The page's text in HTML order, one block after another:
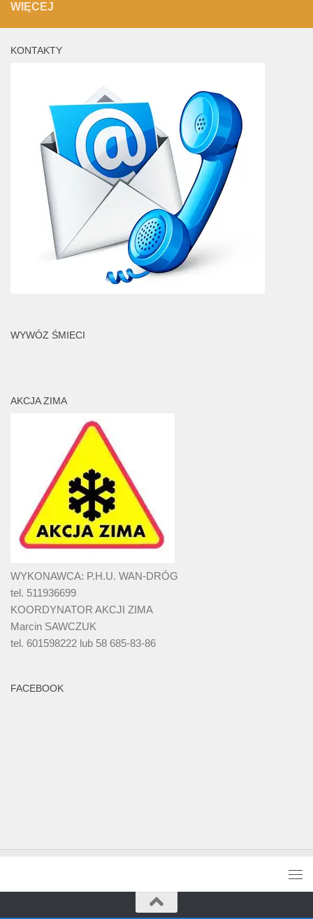
WIĘCEJ
KONTAKTY
WYWÓZ ŚMIECI
AKCJA ZIMA
WYKONAWCA: P.H.U. WAN-DRÓG
tel. 511936699
KOORDYNATOR AKCJI ZIMA
Marcin SAWCZUK
tel. 601598222 lub 58 685-83-86
FACEBOOK